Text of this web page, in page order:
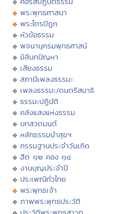
พระพุทธศาสนา
พระไตรปิฏก
หัวข้อธรรม
พจนานุกรมพุทธศาสน์
มิลินทปัญหา
เสียงธรรม
สถานีเพลงธรรมะ
เพลงธรรมะ/ดนตรีสมาธิ
ธรรมะปฏิบัติ
คลังแสงแห่งธรรม
บทสวดมนต์
หลักธรรมนำสุขฯ
กรรมฐานประจำวันเกิด
ฮีต ๑๒ คอง ๑๔
งานบุญประจำปี
ประเพณีทั่วไทย
พระพุทธเจ้า
ภาพพระพุทธประวัติ